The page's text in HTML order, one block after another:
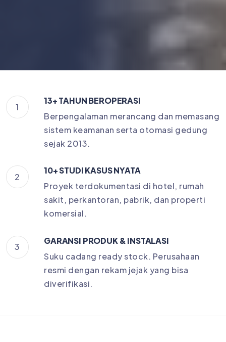
1
13+ TAHUN BEROPERASI
Berpengalaman merancang dan memasang
sistem keamanan serta otomasi gedung
sejak 2013.
2
10+ STUDI KASUS NYATA
Proyek terdokumentasi di hotel, rumah
sakit, perkantoran, pabrik, dan properti
komersial.
3
GARANSI PRODUK & INSTALASI
Suku cadang ready stock. Perusahaan
resmi dengan rekam jejak yang bisa
diverifikasi.